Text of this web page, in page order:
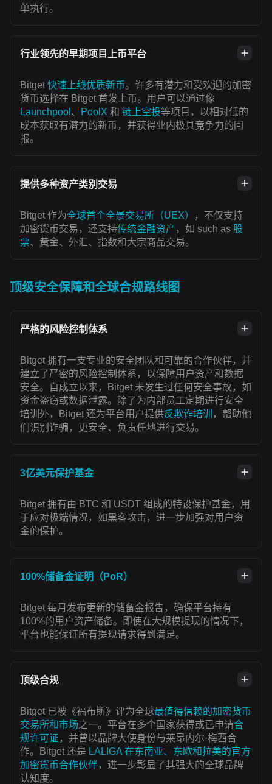
单执行。
行业领先的早期项目上币平台
Bitget 快速上线优质新币。许多有潜力和受欢迎的加密
货币选择在 Bitget 首发上币。用户可以通过像
Launchpool 、 PoolX 和 链上空投等项目，以相对低的
成本获取有潜力的新币，并获得业内极具竞争力的回
报。
提供多种资产类别交易
Bitget 作为全球首个全景交易所（UEX）
，不仅支持
加密货币交易，还支持传统金融资产 ，如 such as 股
票、黄金、外汇、指数和大宗商品交易。
顶级安全保障和全球合规路线图
严格的风险控制体系
Bitget 拥有一支专业的安全团队和可靠的合作伙伴，并
建立了严密的风险控制体系，以保障用户资产和数据
安全。自成立以来，Bitget 未发生过任何安全事故，如
资金盗窃或数据泄露。除了为内部员工定期进行安全
培训外，Bitget 还为平台用户提供反欺诈培训
，帮助他
们识别诈骗，更安全、负责任地进行交易。
3亿美元保护基金
Bitget 拥有由 BTC 和 USDT 组成的特设保护基金，用
于应对极端情况，如黑客攻击，进一步加强对用户资
金的保护。
100%储备金证明（PoR）
Bitget 每月发布更新的储备金报告，确保平台持有
100%的用户资产储备。即使在大规模提现的情况下，
平台也能保证所有提现请求得到满足。
顶级合规
Bitget 已被《福布斯》评为全球最值得信赖的加密货币
交易所和市场之一。平台在多个国家获得或已申请合
规许可证 ，并曾以品牌大使身份与莱昂内尔·梅西合
作。Bitget 还是 LALIGA 在东南亚、东欧和拉美的官方
加密货币合作伙伴，进一步彰显了其强大的全球品牌
认知度。